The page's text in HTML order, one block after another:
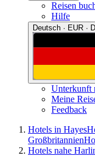
Reisen
Hilfe
Deutsch · EUR ·
Unterkunft
Meine
Feedback
Hotels in Hayes
Großbritannien
Hotels nahe